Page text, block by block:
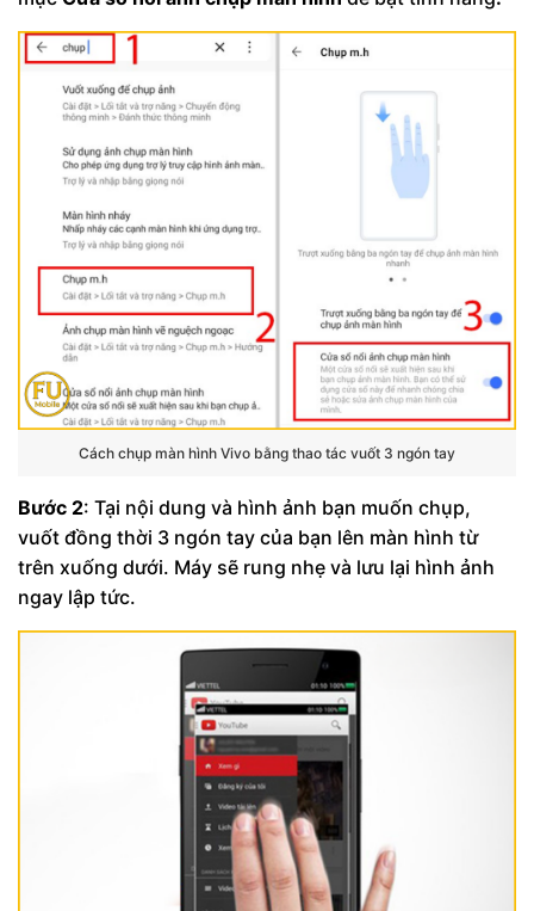
Cách chụp màn hình Vivo bằng thao tác vuốt 3 ngón tay
Bước 2: Tại nội dung và hình ảnh bạn muốn chụp,
vuốt đồng thời 3 ngón tay của bạn lên màn hình từ
trên xuống dưới. Máy sẽ rung nhẹ và lưu lại hình ảnh
ngay lập tức.